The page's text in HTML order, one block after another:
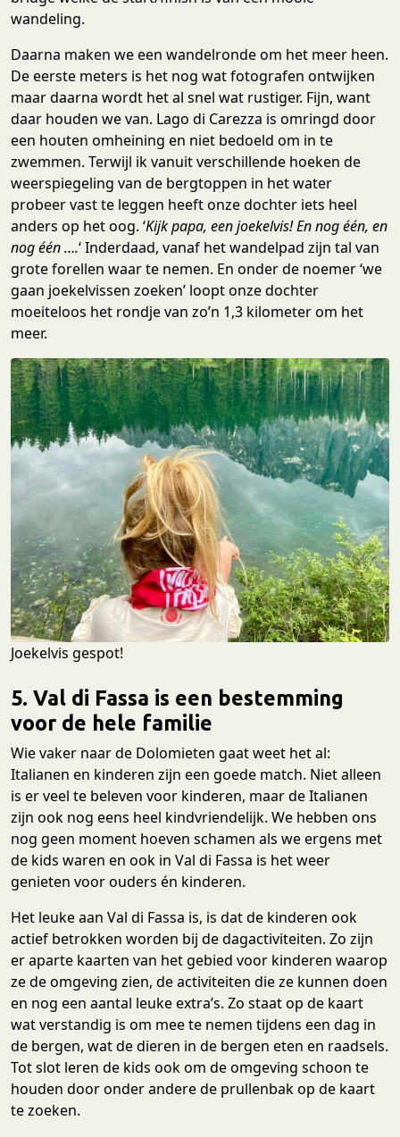
wandeling.
Daarna maken we een wandelronde om het meer heen.
De eerste meters is het nog wat fotografen ontwijken
maar daarna wordt het al snel wat rustiger. Fijn, want
daar houden we van. Lago di Carezza is omringd door
een houten omheining en niet bedoeld om in te
zwemmen. Terwijl ik vanuit verschillende hoeken de
weerspiegeling van de bergtoppen in het water
probeer vast te leggen heeft onze dochter iets heel
anders op het oog. ‘Kijk papa, een joekelvis! En nog één, en
nog één ….‘ Inderdaad, vanaf het wandelpad zijn tal van
grote forellen waar te nemen. En onder de noemer ‘we
gaan joekelvissen zoeken’ loopt onze dochter
moeiteloos het rondje van zo’n 1,3 kilometer om het
meer.
Joekelvis gespot!
5. Val di Fassa is een bestemming
voor de hele familie
Wie vaker naar de Dolomieten gaat weet het al:
Italianen en kinderen zijn een goede match. Niet alleen
is er veel te beleven voor kinderen, maar de Italianen
zijn ook nog eens heel kindvriendelijk. We hebben ons
nog geen moment hoeven schamen als we ergens met
de kids waren en ook in Val di Fassa is het weer
genieten voor ouders én kinderen.
Het leuke aan Val di Fassa is, is dat de kinderen ook
actief betrokken worden bij de dagactiviteiten. Zo zijn
er aparte kaarten van het gebied voor kinderen waarop
ze de omgeving zien, de activiteiten die ze kunnen doen
en nog een aantal leuke extra’s. Zo staat op de kaart
wat verstandig is om mee te nemen tijdens een dag in
de bergen, wat de dieren in de bergen eten en raadsels.
Tot slot leren de kids ook om de omgeving schoon te
houden door onder andere de prullenbak op de kaart
te zoeken.